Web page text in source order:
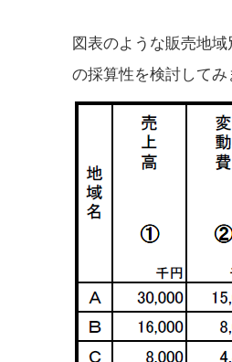
図表のような販売地
の採算性を検討してみ